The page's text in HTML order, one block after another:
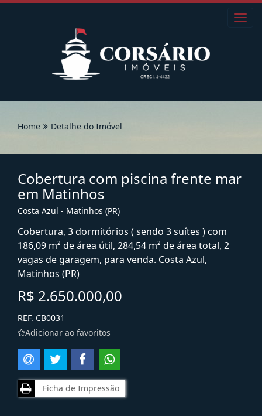
Home Detalhe do Imóvel
Cobertura com piscina frente mar
em Matinhos
Costa Azul - Matinhos (PR)
Cobertura, 3 dormitórios ( sendo 3 suítes ) com
186,09 m² de área útil, 284,54 m² de área total, 2
vagas de garagem, para venda. Costa Azul,
Matinhos (PR)
R$ 2.650.000,00
REF. CB0031
Adicionar ao favoritos
Ficha de Impressão